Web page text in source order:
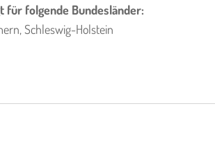
für folgende Bundesländer:
Schleswig-Holstein